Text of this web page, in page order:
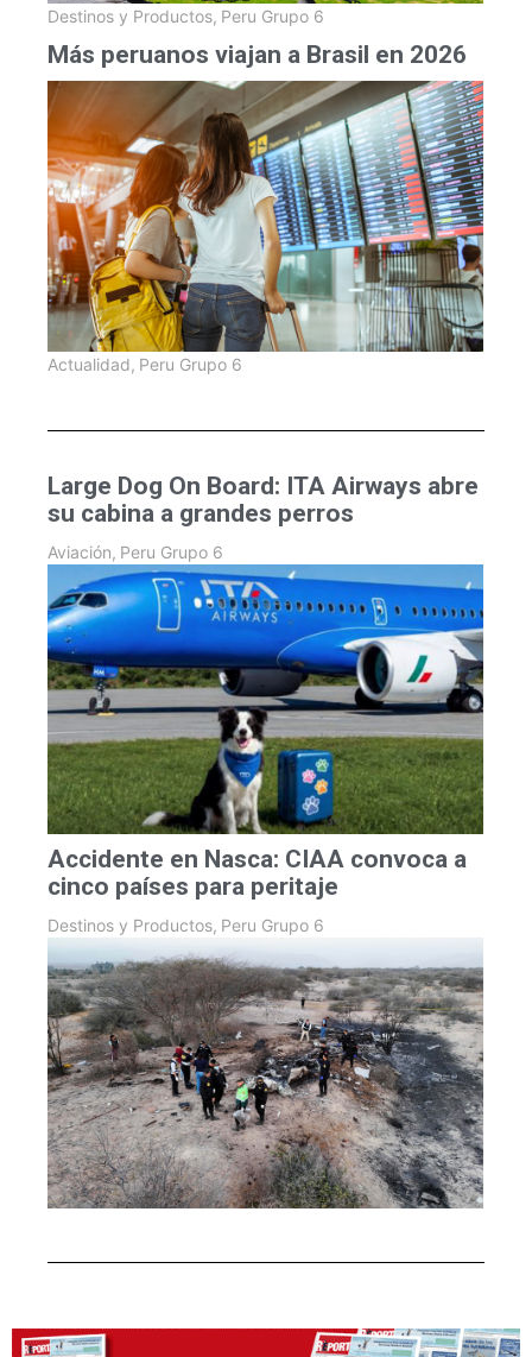
Destinos y Productos, Peru Grupo 6
Más peruanos viajan a Brasil en 2026
Actualidad, Peru Grupo 6
Large Dog On Board: ITA Airways abre
su cabina a grandes perros
Aviación, Peru Grupo 6
Accidente en Nasca: CIAA convoca a
cinco países para peritaje
Destinos y Productos, Peru Grupo 6